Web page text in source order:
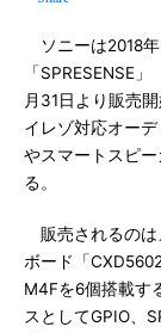
ソニーは2018年
「SPRESENSE
月31日より販売
イレゾ対応オー
やスマートスピ
る。
販売されるのは
ボード「
M4Fを6個搭載す
スとしてGPIO、